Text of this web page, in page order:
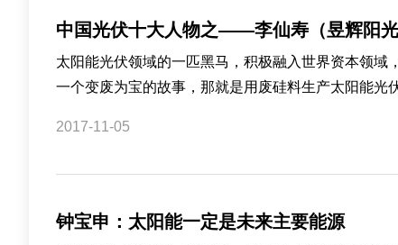
中国光伏十大人物之——李仙寿（昱辉阳光
太阳能光伏领域的一匹黑马，积极融入世界资本领
一个变废为宝的故事，那就是用废硅料生产太阳能光
2017-11-05
钟宝申：太阳能一定是未来主要能源